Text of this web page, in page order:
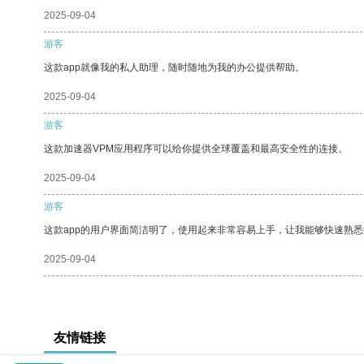
2025-09-04
游客
这款app就像我的私人助理，随时随地为我的办公提供帮助。
2025-09-04
游客
这款加速器VPM应用程序可以给你提供全球覆盖和最高安全性的连接。
2025-09-04
游客
这款app的用户界面简洁明了，使用起来非常容易上手，让我能够快速熟
2025-09-04
友情链接